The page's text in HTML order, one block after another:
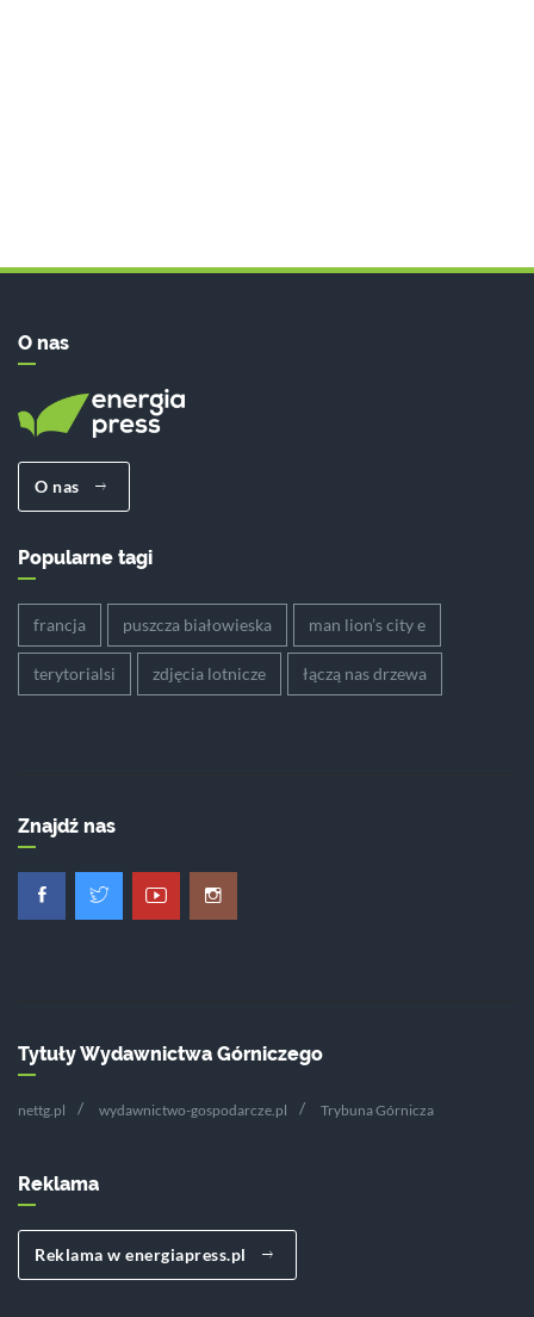
O nas
O nas
Popularne tagi
francja puszcza białowieska man lion’s city e
terytorialsi zdjęcia lotnicze łączą nas drzewa
Znajdź nas
Tytuły Wydawnictwa Górniczego
nettg.pl wydawnictwo-gospodarcze.pl Trybuna Górnicza
Reklama
Reklama w energiapress.pl